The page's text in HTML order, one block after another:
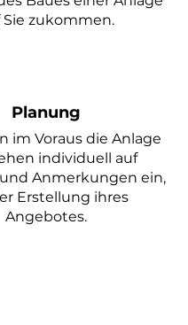
Sie zukommen.
Planung
im Voraus die Anlage
individuell auf
Anmerkungen ein,
Erstellung ihres
Angebotes.